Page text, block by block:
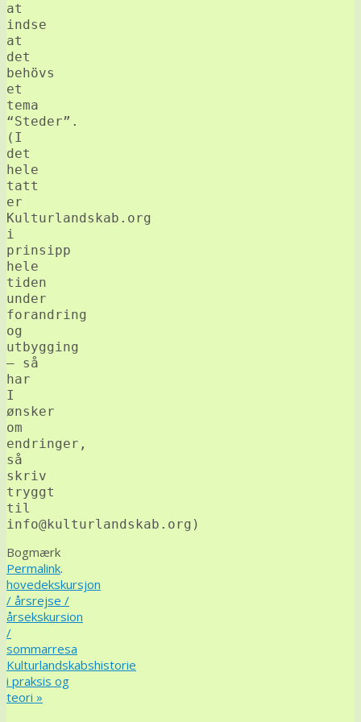
at
indse
at
det
behövs
et
tema
“Steder”.
(I
det
hele
tatt
er
Kulturlandskab.org
i
prinsipp
hele
tiden
under
forandring
og
utbygging
– så
har
I
ønsker
om
endringer,
så
skriv
tryggt
til
info@kulturlandskab.org)
Bogmærk
Permalink.
hovedekskursjon
/ årsrejse /
årsekskursion
/
sommarresa
Kulturlandskabshistorie
i praksis og
teori »